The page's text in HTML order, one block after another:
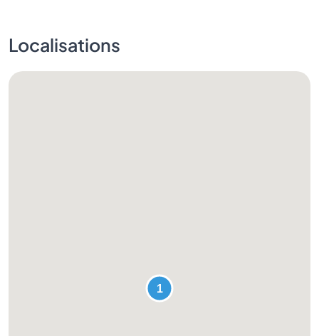
Localisations